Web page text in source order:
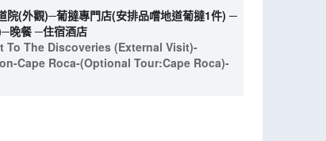
(外觀)─葡撻專門店(安排品嚐地道葡撻1件) ─
晚餐 ─住宿酒店
The Discoveries (External Visit)-
Cape Roca-(Optional Tour:Cape Roca)-